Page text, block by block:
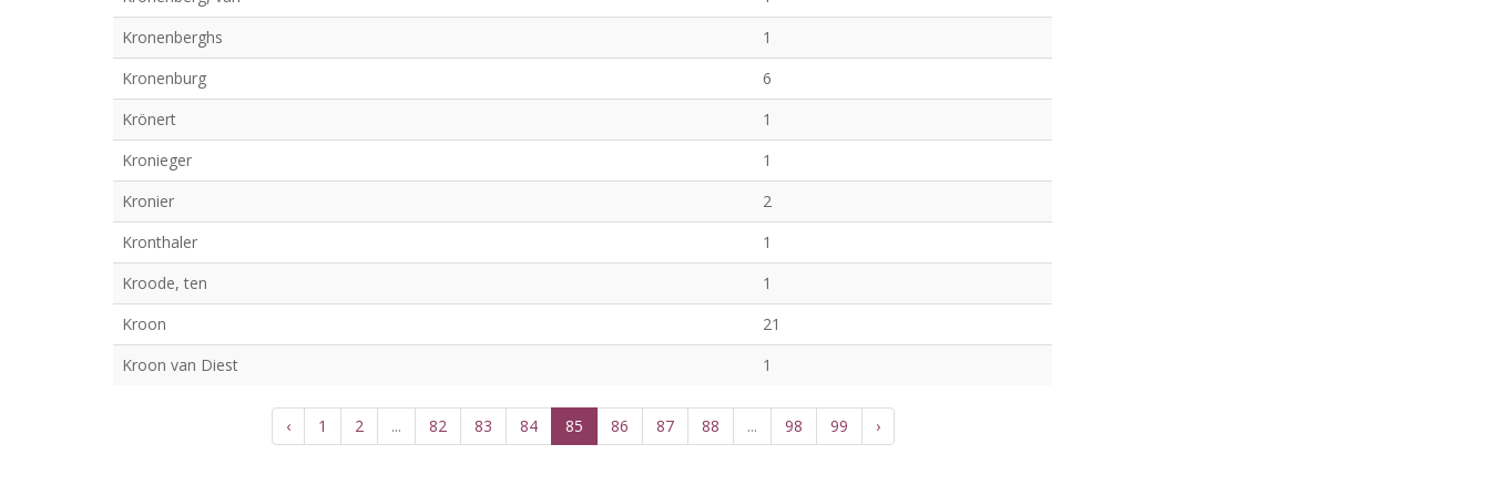
Kronenberghs
1
Kronenburg
6
Krönert
1
Kronieger
1
Kronier
2
Kronthaler
1
Kroode, ten
1
Kroon
21
Kroon van Diest
1
‹ 1 2 ... 82 83 84 85 86 87 88 ... 98 99 ›